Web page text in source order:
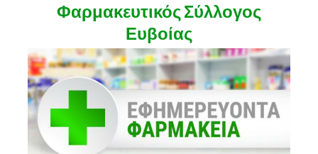
Φαρμακευτικός Σύλλογος
Ευβοίας